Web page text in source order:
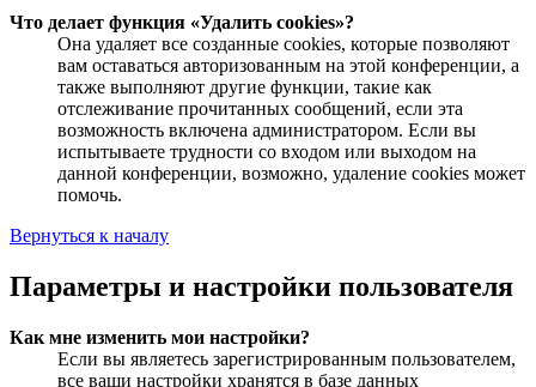
Что делает функция «Удалить cookies»?
Она удаляет все созданные cookies, которые позволяют
вам оставаться авторизованным на этой конференции, а
также выполняют другие функции, такие как
отслеживание прочитанных сообщений, если эта
возможность включена администратором. Если вы
испытываете трудности со входом или выходом на
данной конференции, возможно, удаление cookies может
помочь.
Вернуться к началу
Параметры и настройки пользователя
Как мне изменить мои настройки?
Если вы являетесь зарегистрированным пользователем,
все ваши настройки хранятся в базе данных